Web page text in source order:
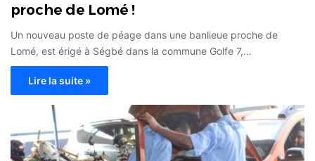
proche de Lomé !
Un nouveau poste de péage dans une banlieue proche de
Lomé, est érigé à Ségbé dans la commune Golfe 7,…
Lire la suite »